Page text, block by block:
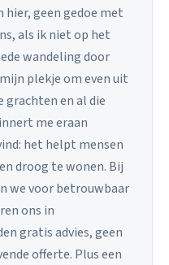
hier, geen gedoe met
als ik niet op het
wandeling door
plekje om even uit
en al die
me eraan
het helpt mensen
droog te wonen. Bij
we voor betrouwbaar
ons in
gratis advies, geen
offerte. Plus een